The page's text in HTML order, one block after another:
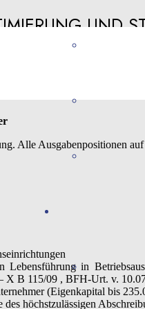
UND
Alle Ausgabenpositionen
in
X B 115/09 , BFH-Urt. v.
(Eigenkapital bis
höchstzulässigen